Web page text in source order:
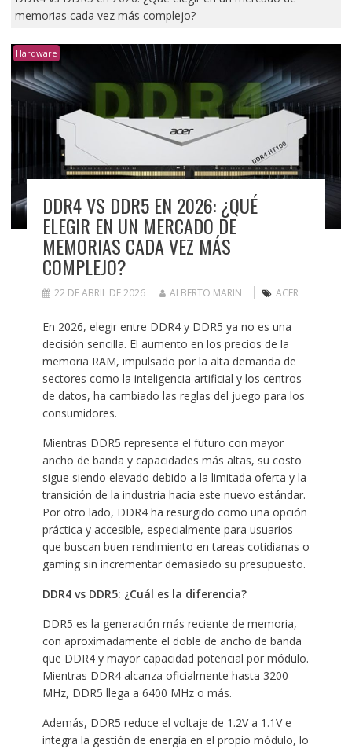
memorias cada vez más complejo?
Hardware
DDR4 VS DDR5 EN 2026: ¿QUÉ
ELEGIR EN UN MERCADO DE
MEMORIAS CADA VEZ MÁS
COMPLEJO?
22 DE ABRIL DE 2026 ALBERTO MARIN ACER
En 2026, elegir entre DDR4 y DDR5 ya no es una
decisión sencilla. El aumento en los precios de la
memoria RAM, impulsado por la alta demanda de
sectores como la inteligencia artificial y los centros
de datos, ha cambiado las reglas del juego para los
consumidores.
Mientras DDR5 representa el futuro con mayor
ancho de banda y capacidades más altas, su costo
sigue siendo elevado debido a la limitada oferta y la
transición de la industria hacia este nuevo estándar.
Por otro lado, DDR4 ha resurgido como una opción
práctica y accesible, especialmente para usuarios
que buscan buen rendimiento en tareas cotidianas o
gaming sin incrementar demasiado su presupuesto.
DDR4 vs DDR5: ¿Cuál es la diferencia?
DDR5 es la generación más reciente de memoria,
con aproximadamente el doble de ancho de banda
que DDR4 y mayor capacidad potencial por módulo.
Mientras DDR4 alcanza oficialmente hasta 3200
MHz, DDR5 llega a 6400 MHz o más.
Además, DDR5 reduce el voltaje de 1.2V a 1.1V e
integra la gestión de energía en el propio módulo, lo